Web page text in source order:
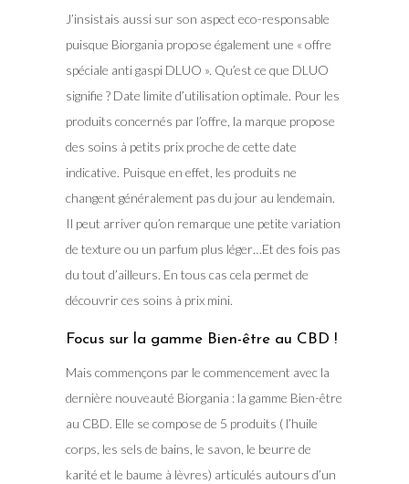
J’insistais aussi sur son aspect eco-responsable
puisque Biorgania propose également une « offre
spéciale anti gaspi DLUO ». Qu’est ce que DLUO
signifie ? Date limite d’utilisation optimale. Pour les
produits concernés par l’offre, la marque propose
des soins à petits prix proche de cette date
indicative. Puisque en effet, les produits ne
changent généralement pas du jour au lendemain.
Il peut arriver qu’on remarque une petite variation
de texture ou un parfum plus léger…Et des fois pas
du tout d’ailleurs. En tous cas cela permet de
découvrir ces soins à prix mini.
Focus sur la gamme Bien-être au CBD !
Mais commençons par le commencement avec la
dernière nouveauté Biorgania : la gamme Bien-être
au CBD. Elle se compose de 5 produits ( l’huile
corps, les sels de bains, le savon, le beurre de
karité et le baume à lèvres) articulés autours d’un